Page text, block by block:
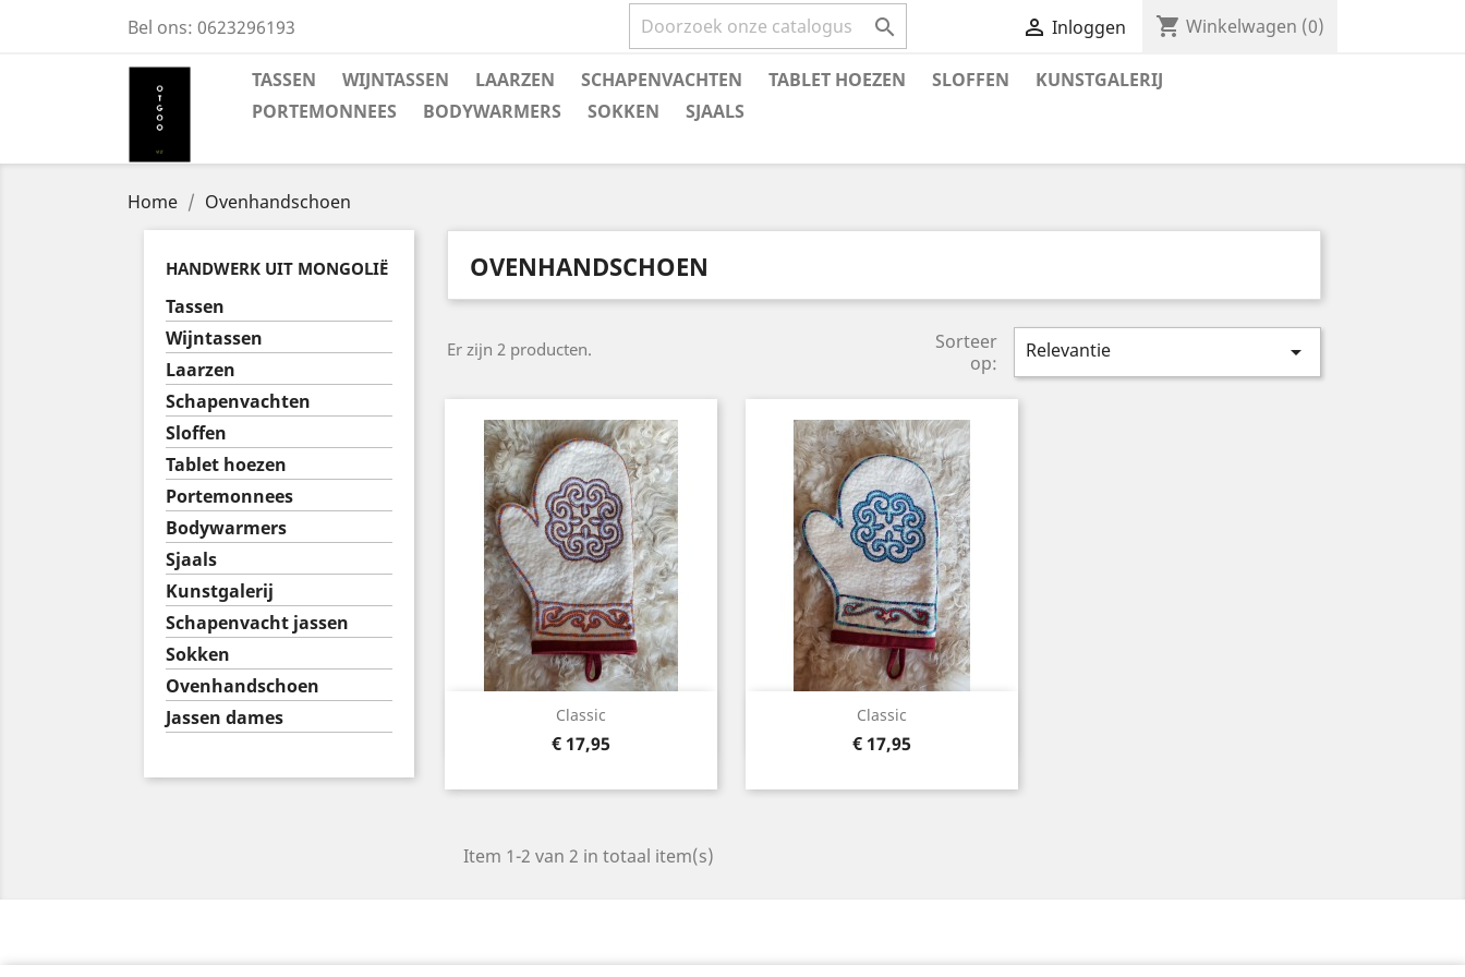
Bel ons: 0623296193   Inloggen shopping_cart Winkelwagen (0)
TASSEN WIJNTASSEN LAARZEN SCHAPENVACHTEN TABLET HOEZEN SLOFFEN
KUNSTGALERIJ
PORTEMONNEES
BODYWARMERS SOKKEN SJAALS
Home Ovenhandschoen
HANDWERK UIT MONGOLIË
Tassen
Wijntassen
Laarzen
Schapenvachten
Sloffen
Tablet hoezen
Portemonnees
Bodywarmers
Sjaals
Kunstgalerij
Schapenvacht jassen
Sokken
Ovenhandschoen
Jassen dames
OVENHANDSCHOEN
Er zijn 2 producten.
Sorteer
op:
Relevantie 
Classic
Prijs
€ 17,95
Snel bekijken Classic
Prijs
€ 17,95
Snel bekijken
Item 1-2 van 2 in totaal item(s)